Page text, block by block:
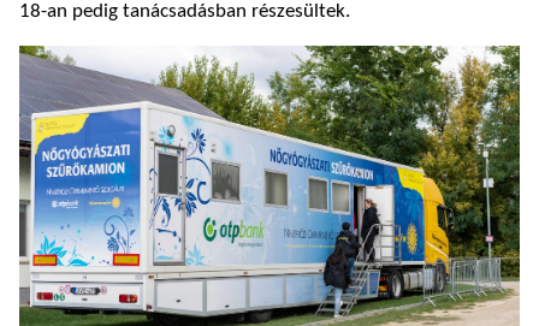
18-an pedig tanácsadásban részesültek.